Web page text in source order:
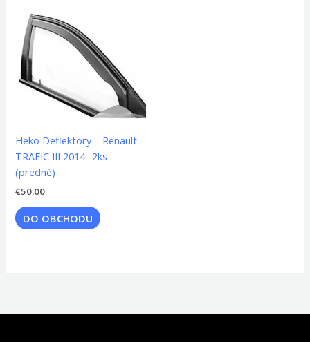
Heko Deflektory – Renault
TRAFIC III 2014- 2ks
(predné)
€50.00
DO OBCHODU